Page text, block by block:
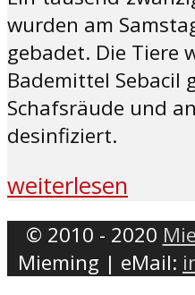
wurden am
gebadet. Die Tiere
Bademittel Sebacil
Schafsräude und
desinfiziert.
weiterlesen
© 2010 - 2020
Mieming | eMail: